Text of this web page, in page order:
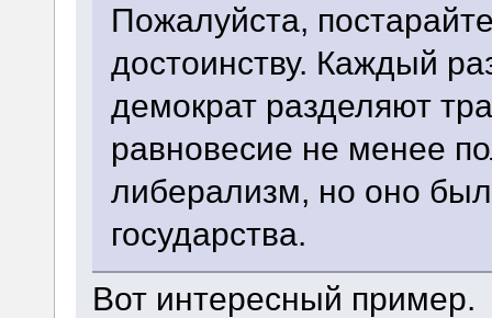
Пожалуйста,
достоинству. Каждый
демократ разделяют
равновесие не менее
либерализм, но оно
государства.
Вот интересный пример.